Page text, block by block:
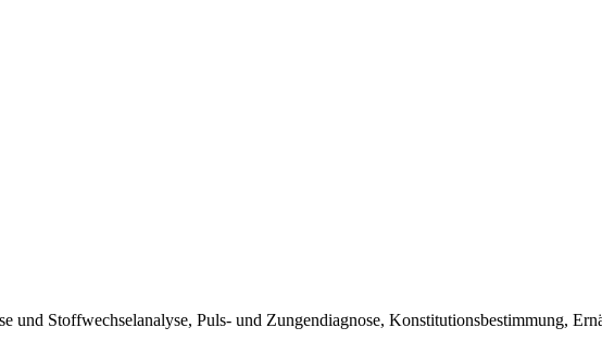
und Stoffwechselanalyse, Puls- und Zungendiagnose, Konstitutionsbestimmung,